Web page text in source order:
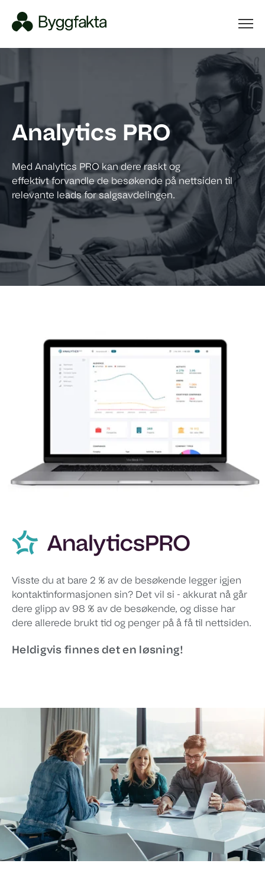
Analytics PRO
Med Analytics PRO kan dere raskt og
effektivtforvandle de besøkende på nettsiden til
relevante leads for salgsavdelingen.
Visste du at bare 2 % av de besøkende legger igjen
kontaktinformasjonen sin? Det vil si - akkurat nå går
dere glipp av 98 % av de besøkende, og disse har
dere allerede brukt tid og penger på å få til nettsiden.
Heldigvis finnes det en løsning!